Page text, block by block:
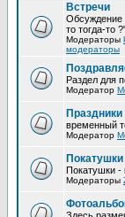
Встречи
Обсуждение
то тогда-то
Модераторы
модераторы
Раздел для
Модератор
Праздники
временный
Модератор
Покатушки
Покатушки -
Модераторы